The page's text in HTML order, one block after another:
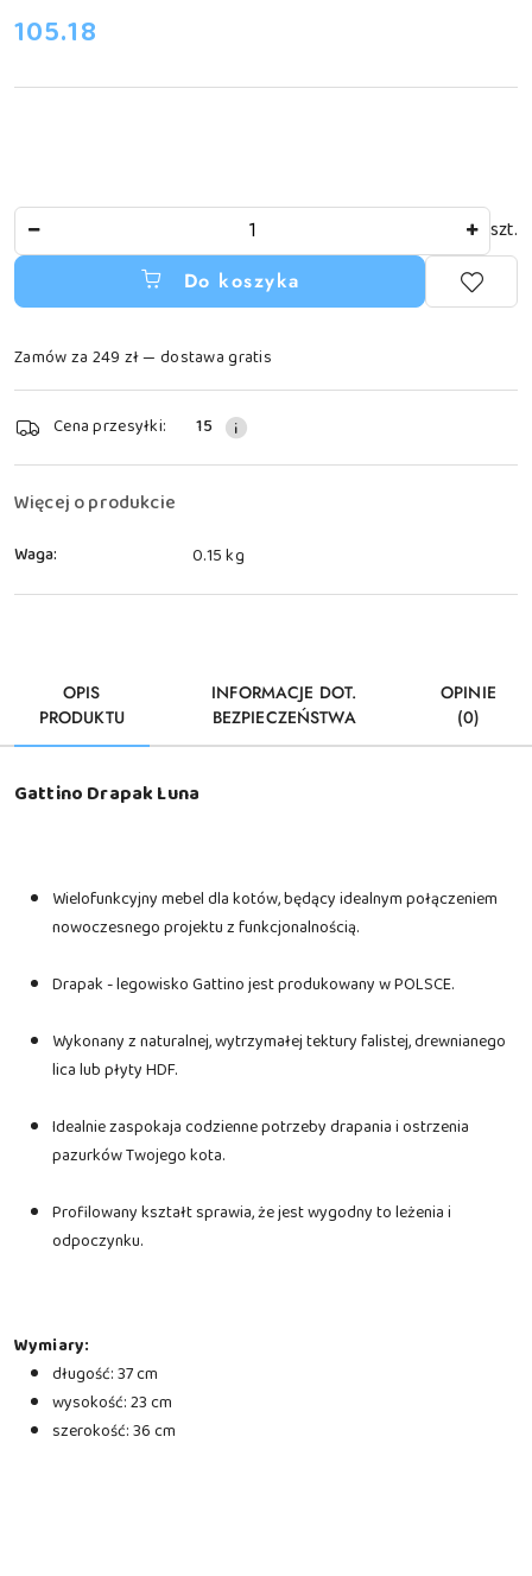
cena:
105.18
szt.
Do koszyka
Zamów za 249 zł — dostawa gratis
Dostępność
i
dostawa
Cena przesyłki: 15
Więcej o produkcie
Waga: 0.15 kg
OPIS
PRODUKTU
INFORMACJE DOT.
BEZPIECZEŃSTWA
OPINIE
(0)
Gattino Drapak Luna
Wielofunkcyjny mebel dla kotów, będący idealnym połączeniem
nowoczesnego projektu z funkcjonalnością.
Drapak - legowisko Gattino jest produkowany w POLSCE.
Wykonany z naturalnej, wytrzymałej tektury falistej, drewnianego
lica lub płyty HDF.
Idealnie zaspokaja codzienne potrzeby drapania i ostrzenia
pazurków Twojego kota.
Profilowany kształt sprawia, że jest wygodny to leżenia i
odpoczynku.
Wymiary:
długość: 37 cm
wysokość: 23 cm
szerokość: 36 cm